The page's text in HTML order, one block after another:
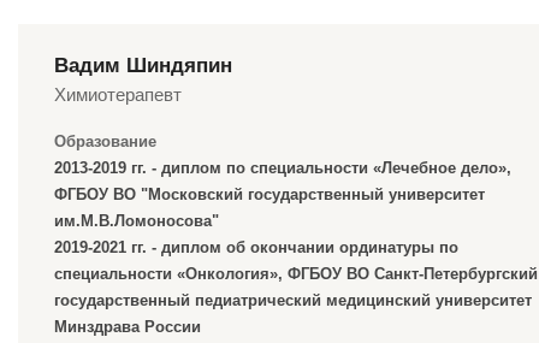
Вадим Шиндяпин
Химиотерапевт
Образование
2013-2019 гг. - диплом по специальности «Лечебное дело»,
ФГБОУ ВО "Московский государственный университет
им.М.В.Ломоносова"
2019-2021 гг. - диплом об окончании ординатуры по
специальности «Онкология», ФГБОУ ВО Санкт-Петербургский
государственный педиатрический медицинский университет
Минздрава России